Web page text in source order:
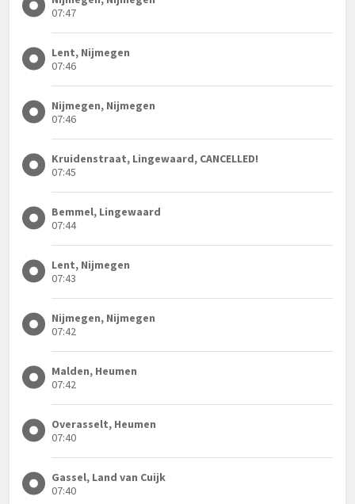
07:47
Lent, Nijmegen
07:46
Nijmegen, Nijmegen
07:46
Kruidenstraat, Lingewaard, CANCELLED!
07:45
Bemmel, Lingewaard
07:44
Lent, Nijmegen
07:43
Nijmegen, Nijmegen
07:42
Malden, Heumen
07:42
Overasselt, Heumen
07:40
Gassel, Land van Cuijk
07:40